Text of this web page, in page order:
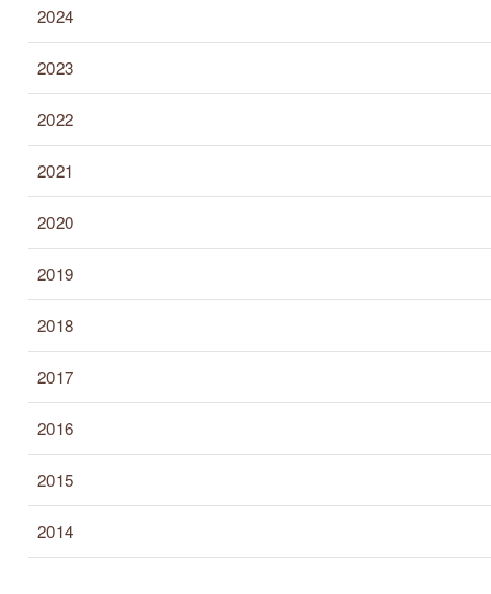
2024
2023
2022
2021
2020
2019
2018
2017
2016
2015
2014